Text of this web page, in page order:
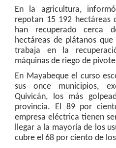
En la agricultura,
repotan 15 192 hectáreas
han recuperado cerca
hectáreas de plátanos
trabaja en la
máquinas de riego de
En Mayabeque el curso
sus once municipios,
Quivicán, los más
provincia. El 89 por
empresa eléctrica tienen
llegar a la mayoría de los
cubre el 68 por ciento de